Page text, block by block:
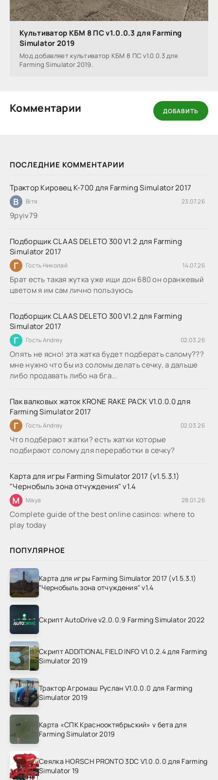
ПОСЛЕДНИЕ КОММЕНТАРИИ
Трактор Кировец К-700 для Farming Simulator 2017
В Вітя 23.07.26
9руіv79
Подборщик CLAAS DELETO 300 V1.2 для Farming
Simulator 2017
Г Гость Николай 14.07.26
Брат есть такая жутка уже ищи дон 680 он оранжевый
цветом я им сам лично пользуюсь
Подборщик CLAAS DELETO 300 V1.2 для Farming
Simulator 2017
Г Гость Andrey 02.03.26
Опять не ясно! эта жатка будет подберать салому???
мне нужно что бы из соломы делать сечку, а дальше
либо продавать либо на бга...
Пак валковых жаток KRONE RAKE PACK V1.0.0.0 для
Farming Simulator 2017
Г Гость Andrey 02.03.26
Что подберают жатки? есть жатки которые
подбирают солому для переработки в сечку?
Карта для игры Farming Simulator 2017 (v1.5.3.1)
"Чернобыль зона отчуждения" v1.4
M Maya 28.01.26
Complete guide of the best online casinos: where to
play today
Культиватор КБМ 8 ПС v1.0.0.3 для Farming
Simulator 2019
Мод добавляет культиватор КБМ 8 ПС v1.0.0.3 для
Farming Simulator 2019.
Комментарии ДОБАВИТЬ
ПОПУЛЯРНОЕ
Карта для игры Farming Simulator 2017 (v1.5.3.1)
"Чернобыль зона отчуждения" v1.4
Скрипт AutoDrive v2.0.0.9 Farming Simulator 2022
Скрипт ADDITIONAL FIELD INFO V1.0.2.4 для Farming
Simulator 2019
Трактор Агромаш Руслан V1.0.0.0 для Farming
Simulator 2019
Карта «СПК Краснооктябрьский» v бета для
Farming Simulator 2019
Сеялка HORSCH PRONTO 3DC V1.0.0.0 для Farming
Simulator 19